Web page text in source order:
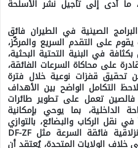
ما أدى إلى تأجيل نشر الأسلحة
الصينية في الطيران فائق
على التقدم السريع والمركّز،
في البنية التحتية البحثية،
على محاكاة السرعات الفائقة،
تحقيق قفزات نوعية خلال فترة
التكامل الواضح بين الأهداف
فالصين تعمل على تطوير طائرات
الداخلية، بما يوحي بإمكانية
نقل الركاب والبضائع، بالتوازي
فائقة السرعة مثلDF-ZF
خلاف الولايات المتحدة، يُعتقد أن